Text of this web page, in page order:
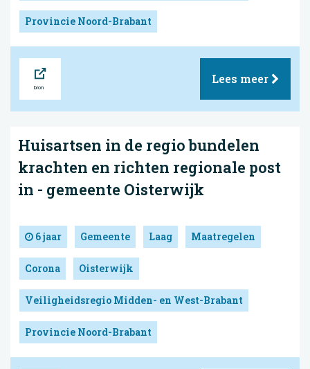
Provincie Noord-Brabant
Lees meer
Huisartsen in de regio bundelen
krachten en richten regionale post
in - gemeente Oisterwijk
6 jaar Gemeente Laag Maatregelen
Corona Oisterwijk
Veiligheidsregio Midden- en West-Brabant
Provincie Noord-Brabant